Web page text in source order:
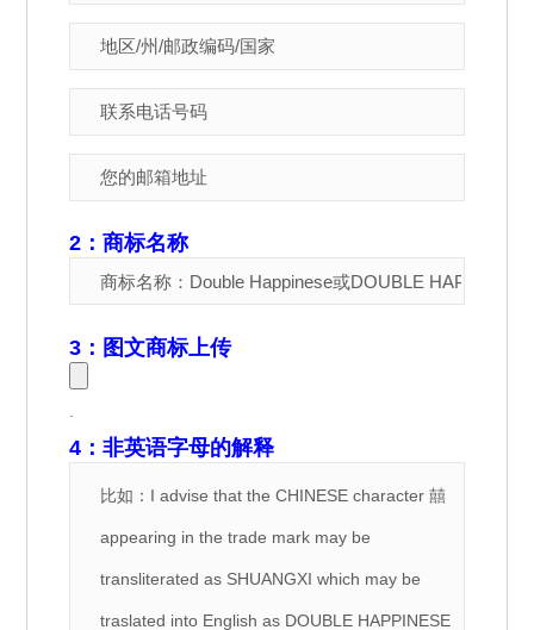
2：商标名称
3：图文商标上传
4：非英语字母的解释